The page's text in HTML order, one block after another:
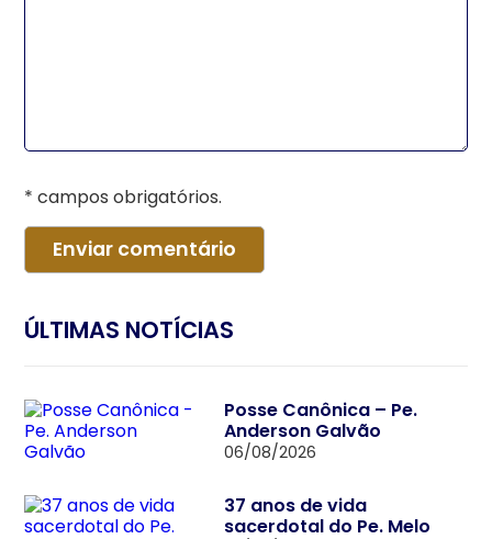
* campos obrigatórios.
ÚLTIMAS NOTÍCIAS
Posse Canônica – Pe.
Anderson Galvão
06/08/2026
37 anos de vida
sacerdotal do Pe. Melo